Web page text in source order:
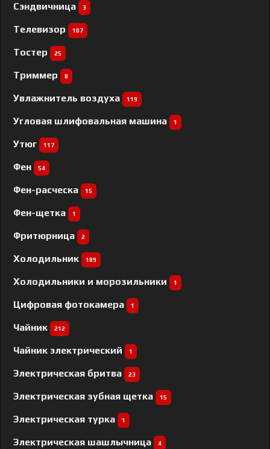
Сэндвичница 3
Телевизор 107
Тостер 25
Триммер 8
Увлажнитель воздуха 119
Угловая шлифовальная машина 1
Утюг 117
Фен 54
Фен-расческа 15
Фен-щетка 1
Фритюрница 2
Холодильник 189
Холодильники и морозильники 1
Цифровая фотокамера 1
Чайник 212
Чайник электрический 1
Электрическая бритва 23
Электрическая зубная щетка 15
Электрическая турка 1
Электрическая шашлычница 4